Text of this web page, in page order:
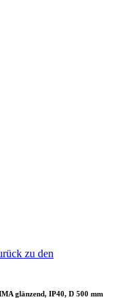
zu den
glänzend, IP40, D 500 mm